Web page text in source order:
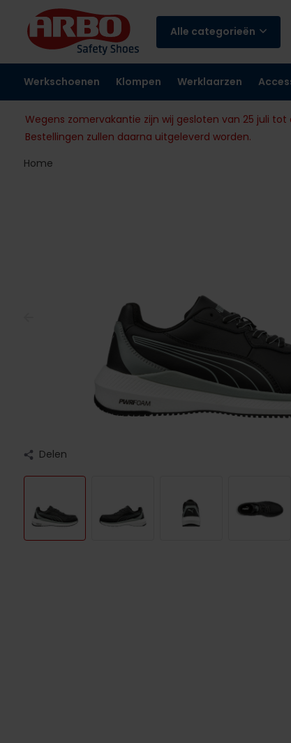
Alle categorieën
Werkschoenen Klompen Werklaarzen
Wegens zomervakantie zijn wij gesloten van 25 juli
Bestellingen zullen daarna uitgeleverd worden.
Home
Delen